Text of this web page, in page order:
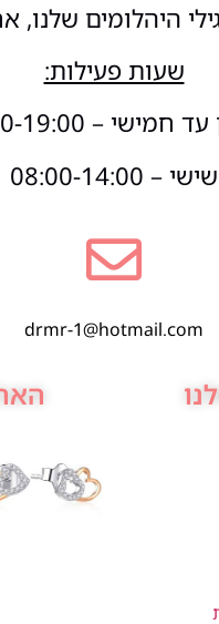
היהלומים
שעות פעילות:
– 08:00-19:00
שישי – 08:00-14:00
drmr-1@hotmail.com